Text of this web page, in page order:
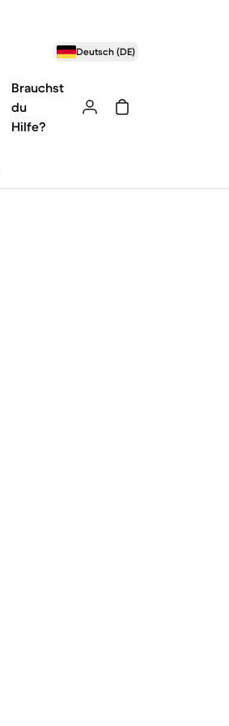
Deutsch (DE)
Brauchst
du
Hilfe?